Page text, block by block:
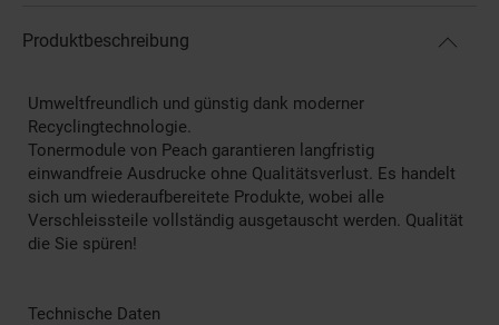
Produktbeschreibung
Umweltfreundlich und günstig dank moderner
Recyclingtechnologie.
Tonermodule von Peach garantieren langfristig
einwandfreie Ausdrucke ohne Qualitätsverlust. Es handelt
sich um wiederaufbereitete Produkte, wobei alle
Verschleissteile vollständig ausgetauscht werden. Qualität
die Sie spüren!
Technische Daten